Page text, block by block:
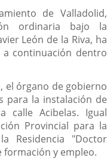
de Valladolid,
ordinaria bajo la
León de la Riva, ha
continuación dentro
el órgano de gobierno
para la instalación de
calle Acibelas. Igual
Provincial para la
Residencia "Doctor
formación y empleo.